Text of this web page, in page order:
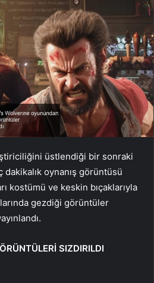
üstlendiği bir sonraki
oynanış görüntüsü
kostümü ve keskin bıçaklarıyla
gezdiği görüntüler
SIZDIRILDI